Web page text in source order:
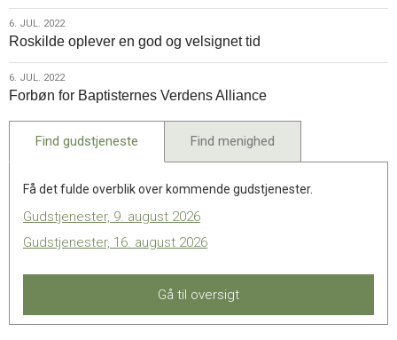
2022
6.
jul.
2022
6. JUL. 2022
Roskilde oplever en god og velsignet tid
6.
jul.
2022
6. JUL. 2022
Forbøn for Baptisternes Verdens Alliance
Find gudstjeneste Find menighed
Få det fulde overblik over kommende gudstjenester.
Gudstjenester, 9. august 2026
Gudstjenester, 16. august 2026
Gå til oversigt